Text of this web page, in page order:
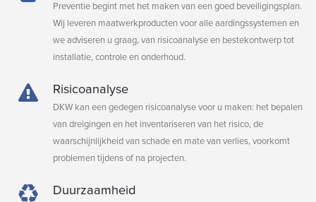
Preventie begint met het maken van een goed beveiligingsplan.
Wij leveren maatwerkproducten voor alle aardingssystemen en
we adviseren u graag, van risicoanalyse en bestekontwerp tot
installatie, controle en onderhoud.
Risicoanalyse
DKW kan een gedegen risicoanalyse voor u maken: het bepalen
van dreigingen en het inventariseren van het risico, de
waarschijnlijkheid van schade en mate van verlies, voorkomt
problemen tijdens of na projecten.
Duurzaamheid